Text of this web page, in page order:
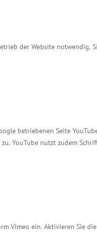
der Website notwendig.
betriebenen Seite
YouTube nutzt zudem
Vimeo ein. Aktivieren Sie
besten. Durch
über
Hydraulik Nord
GmbH.
als 20
einen
Glawe dankte